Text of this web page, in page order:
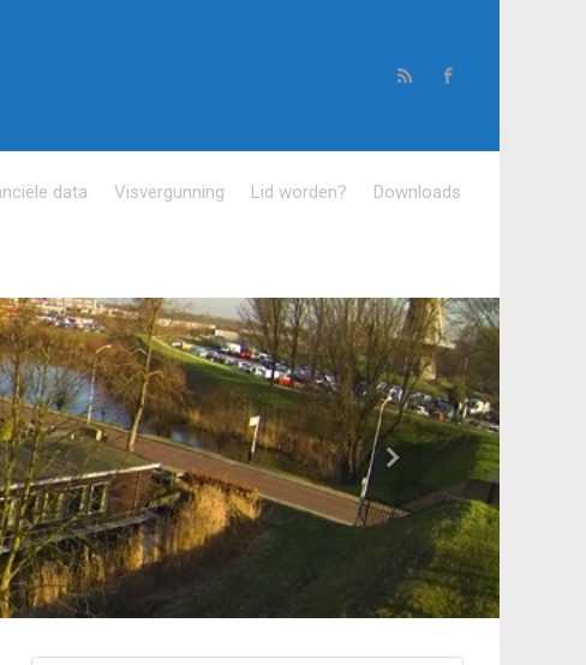
data Visvergunning Lid worden? Downloads
Volgende